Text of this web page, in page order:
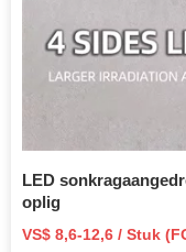
LED
oplig
VS$ 8,6-12,6 / Stuk